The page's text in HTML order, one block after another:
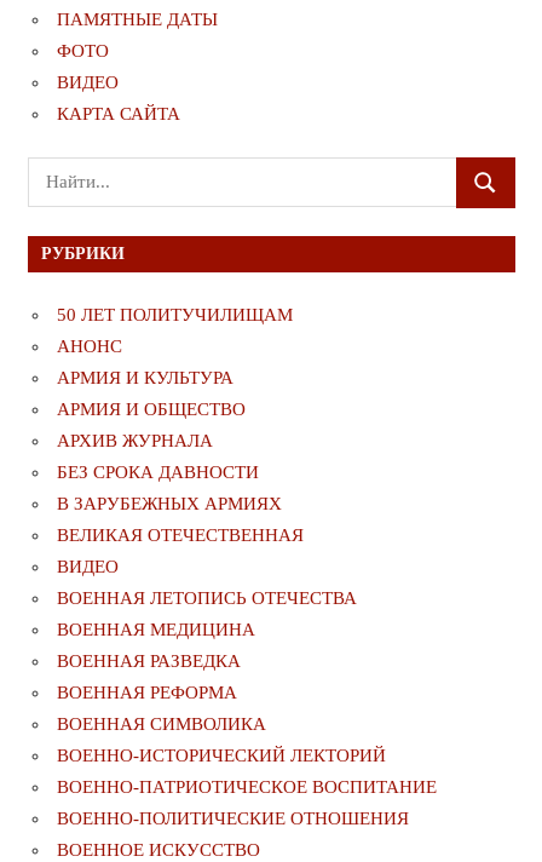
ПАМЯТНЫЕ ДАТЫ
ФОТО
ВИДЕО
КАРТА САЙТА
Поиск
для:
ПОИСК
РУБРИКИ
50 ЛЕТ ПОЛИТУЧИЛИЩАМ
АНОНС
АРМИЯ И КУЛЬТУРА
АРМИЯ И ОБЩЕСТВО
АРХИВ ЖУРНАЛА
БЕЗ СРОКА ДАВНОСТИ
В ЗАРУБЕЖНЫХ АРМИЯХ
ВЕЛИКАЯ ОТЕЧЕСТВЕННАЯ
ВИДЕО
ВОЕННАЯ ЛЕТОПИСЬ ОТЕЧЕСТВА
ВОЕННАЯ МЕДИЦИНА
ВОЕННАЯ РАЗВЕДКА
ВОЕННАЯ РЕФОРМА
ВОЕННАЯ СИМВОЛИКА
ВОЕННО-ИСТОРИЧЕСКИЙ ЛЕКТОРИЙ
ВОЕННО-ПАТРИОТИЧЕСКОЕ ВОСПИТАНИЕ
ВОЕННО-ПОЛИТИЧЕСКИE ОТНОШЕНИЯ
ВОЕННОЕ ИСКУССТВО